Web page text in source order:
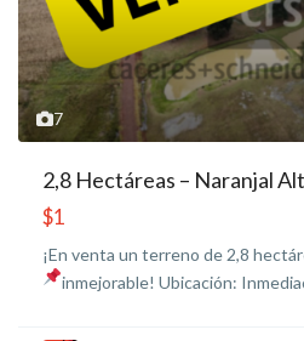
7
2,8 Hectáreas – Naranjal
$1
¡En venta un terreno de 2,8
inmejorable! Ubicación: